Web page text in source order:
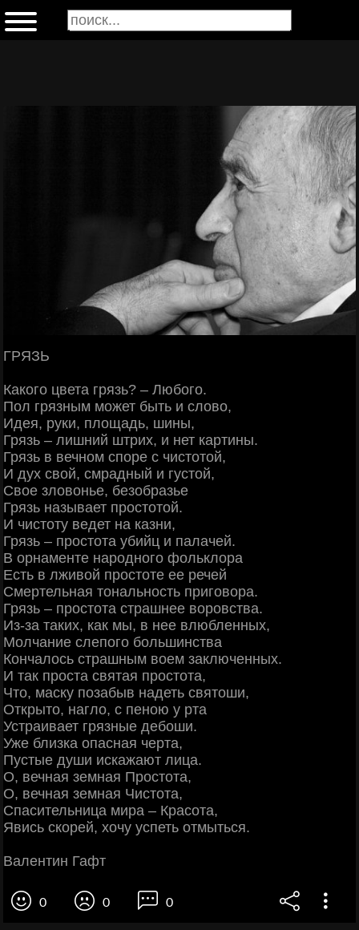
ГРЯЗЬ
Какого цвета грязь? – Любого.
Пол грязным может быть и слово,
Идея, руки, площадь, шины,
Грязь – лишний штрих, и нет картины.
Грязь в вечном споре с чистотой,
И дух свой, смрадный и густой,
Свое зловонье, безобразье
Грязь называет простотой.
И чистоту ведет на казни,
Грязь – простота убийц и палачей.
В орнаменте народного фольклора
Есть в лживой простоте ее речей
Смертельная тональность приговора.
Грязь – простота страшнее воровства.
Из-за таких, как мы, в нее влюбленных,
Молчание слепого большинства
Кончалось страшным воем заключенных.
И так проста святая простота,
Что, маску позабыв надеть святоши,
Открыто, нагло, с пеною у рта
Устраивает грязные дебоши.
Уже близка опасная черта,
Пустые души искажают лица.
О, вечная земная Простота,
О, вечная земная Чистота,
Спасительница мира – Красота,
Явись скорей, хочу успеть отмыться.
Валентин Гафт
0 0 0